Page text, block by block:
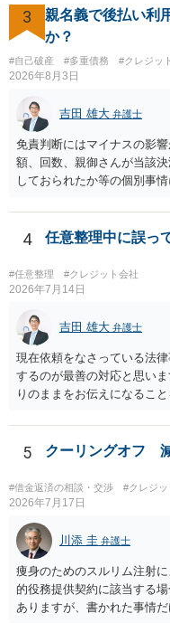
3
親名義で後払い利
か？
#自己破産 #多重債務 #クレジッ
2026年8月3日
吉田 雄大 弁護士
免責判断にはマイナスの影
額、回数、親御さんが当該
しておられたか等の個別事
なって相談し、善後策を考
4 任意整理中に誤っ
#任意整理 #クレジット会社
2026年7月14日
吉田 雄大 弁護士
現在依頼をなさっている法
するのが最善の対応と思い
りのままをお伝えになるこ
早ければ早いほどいいのは
ます。
5 クーリングオフ
#借金返済の相談・交渉 #クレジッ
2026年7月17日
川添 圭 弁護士
痩身のためのスルリム注射
的役務提供契約に該当する
ありますが、書かれた事情